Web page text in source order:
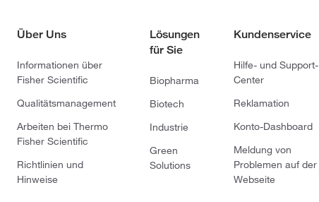
Über Uns
Informationen über
Fisher Scientific
Qualitätsmanagement
Arbeiten bei Thermo
Fisher Scientific
Richtlinien und
Hinweise
Lösungen
für Sie
Biopharma
Biotech
Industrie
Green
Solutions
Kundenservice
Hilfe- und Support-
Center
Reklamation
Konto-Dashboard
Meldung von
Problemen auf der
Webseite